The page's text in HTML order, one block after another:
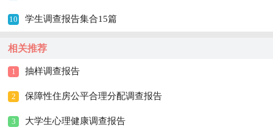
10 学生调查报告集合15篇
相关推荐
1 抽样调查报告
2 保障性住房公平合理分配调查报告
3 大学生心理健康调查报告